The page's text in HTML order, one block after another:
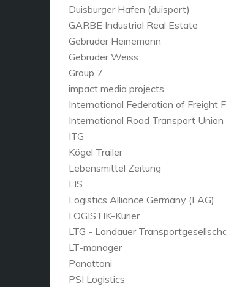
Duisburger Hafen (duisport)
GARBE Industrial Real Estate
Gebrüder Heinemann
Gebrüder Weiss
Group 7
impact media projects
International Federation of Freight
International Road Transport Union
ITG
Kögel Trailer
Lebensmittel Zeitung
LIS
Logistics Alliance Germany (LAG)
LOGISTIK-Kurier
LTG - Landauer
LT-manager
Panattoni
PSI Logistics